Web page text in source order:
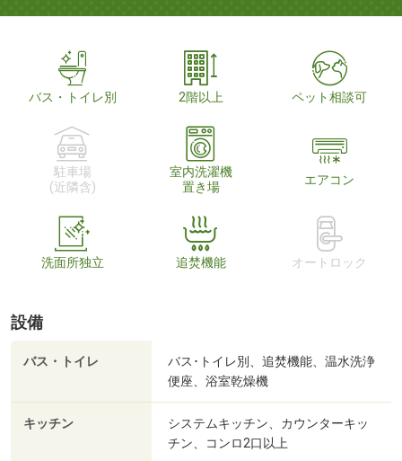
バス・トイレ別 2階以上 ペット相談可
駐車場
(近隣含)
室内洗濯機
置き場
エアコン
洗面所独立 追焚機能 オートロック
設備
バス・トイレ
バス･トイレ別、追焚機能、温水洗浄
便座、浴室乾燥機
キッチン
システムキッチン、カウンターキッ
チン、コンロ2口以上